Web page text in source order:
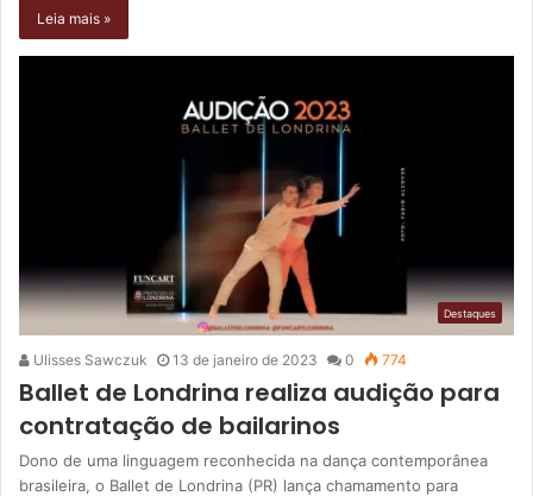
Leia mais »
Destaques
Ulisses Sawczuk 13 de janeiro de 2023 0 774
Ballet de Londrina realiza audição para
contratação de bailarinos
Dono de uma linguagem reconhecida na dança contemporânea
brasileira, o Ballet de Londrina (PR) lança chamamento para